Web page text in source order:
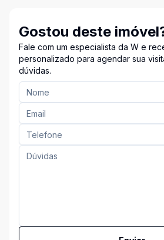
Gostou deste
Fale com um especialista da W e
personalizado para agendar sua
dúvidas.